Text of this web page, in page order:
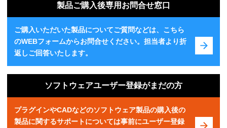
製品ご購入後専用お問合せ窓口
ご購入いただいた製品についてご質問などは、こちら
のWEBフォームからお問合せください。担当者より折
返しご回答いたします。
ソフトウェアユーザー登録がまだの方
プラグインやCADなどのソフトウェア製品の購入後の
製品に関するサポートについては事前にユーザー登録